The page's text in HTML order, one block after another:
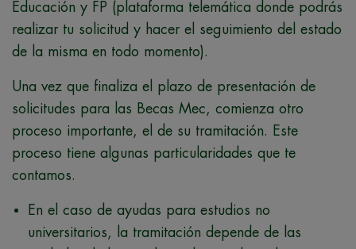
Educación y FP (plataforma telemática donde podrás
realizar tu solicitud y hacer el seguimiento del estado
de la misma en todo momento).
Una vez que finaliza el plazo de presentación de
solicitudes para las Becas Mec, comienza otro
proceso importante, el de su tramitación. Este
proceso tiene algunas particularidades que te
contamos.
En el caso de ayudas para estudios no
universitarios, la tramitación depende de las